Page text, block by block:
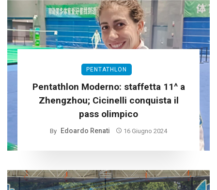
PENTATHLON
Pentathlon Moderno: staffetta 11^ a
Zhengzhou; Cicinelli conquista il
pass olimpico
By Edoardo Renati 16 Giugno 2024